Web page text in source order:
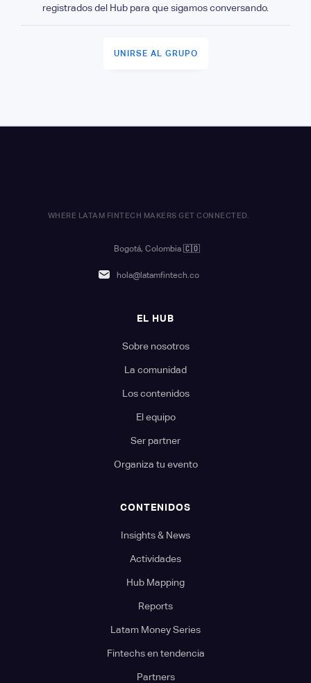
registrados del Hub para que sigamos conversando.
UNIRSE AL GRUPO
WHERE LATAM FINTECH MAKERS GET CONNECTED.
Bogotá, Colombia 🇨🇴
hola@latamfintech.co
EL HUB
Sobre nosotros
La comunidad
Los contenidos
El equipo
Ser partner
Organiza tu evento
CONTENIDOS
Insights & News
Actividades
Hub Mapping
Reports
Latam Money Series
Fintechs en tendencia
Partners